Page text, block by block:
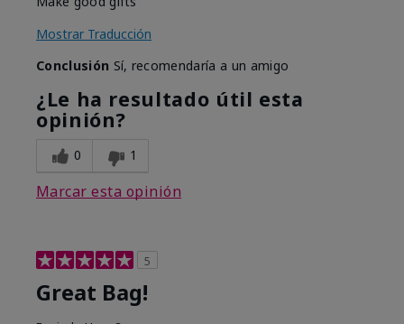
Mostrar Traducción
Conclusión Sí, recomendaría a un amigo
¿Le ha resultado útil esta
opinión?
0 1
Marcar esta opinión
5
Great Bag!